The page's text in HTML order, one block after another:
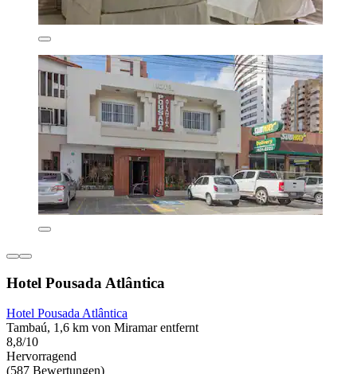
Hotel Pousada Atlântica
Hotel Pousada Atlântica
Tambaú, 1,6 km von Miramar entfernt
8,8/10
Hervorragend
(587 Bewertungen)